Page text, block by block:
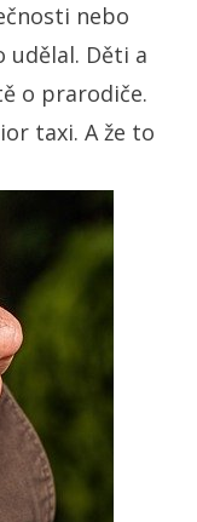
nebo
Děti a
o prarodiče.
taxi. A že to